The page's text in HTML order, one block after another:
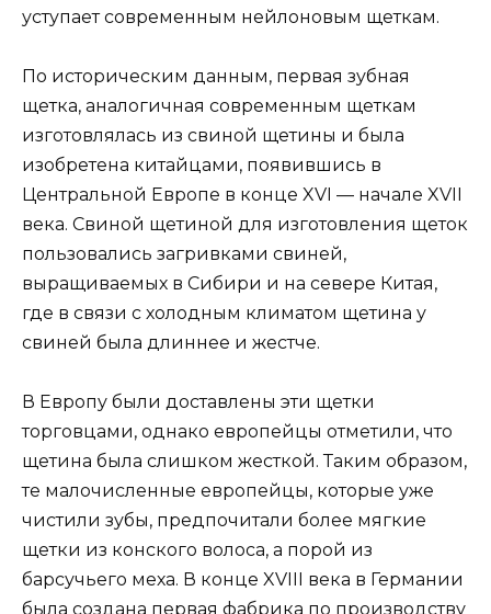
уступает современным нейлоновым щеткам.
По историческим данным, первая зубная
щетка, аналогичная современным щеткам
изготовлялась из свиной щетины и была
изобретена китайцами, появившись в
Центральной Европе в конце XVI — начале XVII
века. Свиной щетиной для изготовления щеток
пользовались загривками свиней,
выращиваемых в Сибири и на севере Китая,
где в связи с холодным климатом щетина у
свиней была длиннее и жестче.
В Европу были доставлены эти щетки
торговцами, однако европейцы отметили, что
щетина была слишком жесткой. Таким образом,
те малочисленные европейцы, которые уже
чистили зубы, предпочитали более мягкие
щетки из конского волоса, а порой из
барсучьего меха. В конце XVIII века в Германии
была создана первая фабрика по производству